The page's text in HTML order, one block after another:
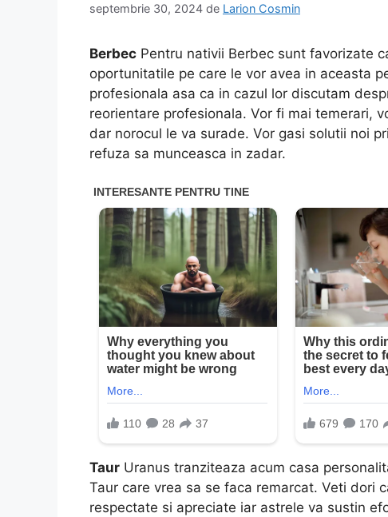
septembrie 30, 2024 de Larion Cosmin
Berbec Pentru nativii Berbec sunt favorizate
oportunitatile pe care le vor avea in aceasta
profesionala asa ca in cazul lor discutam
reorientare profesionala. Vor fi mai temerari,
dar norocul le va surade. Vor gasi solutii noi
refuza sa munceasca in zadar.
Taur Uranus tranziteaza acum casa
Taur care vrea sa se faca remarcat. Veti dori
respectate si apreciate iar astrele va sustin